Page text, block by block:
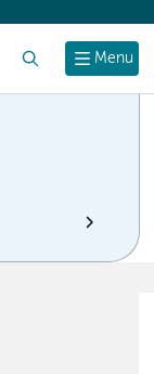
Menu